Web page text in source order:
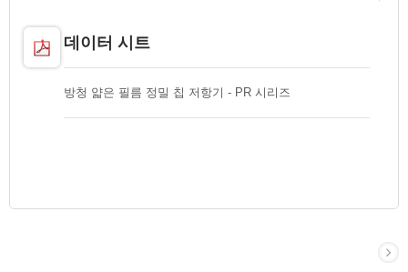
데이터 시트
방청 얇은 필름 정밀 칩 저항기 - PR 시리즈